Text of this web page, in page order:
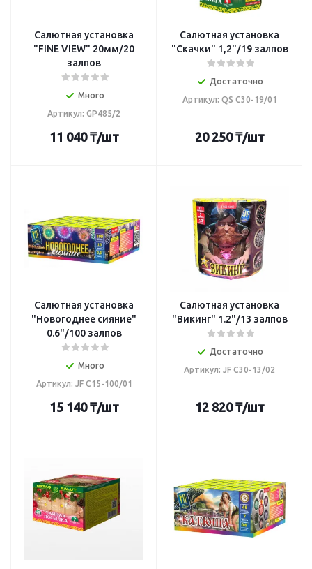
Салютная установка
"FINE VIEW" 20мм/20
залпов
Много
Артикул: GP485/2
11 040₸/шт
Салютная установка
"Скачки" 1,2"/19 залпов
Достаточно
Артикул: QS C30-19/01
20 250₸/шт
Салютная установка
"Новогоднее сияние"
0.6"/100 залпов
Много
Артикул: JF C15-100/01
15 140₸/шт
Салютная установка
"Викинг" 1.2"/13 залпов
Достаточно
Артикул: JF C30-13/02
12 820₸/шт